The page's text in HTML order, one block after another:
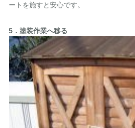
ートを施すと安心です。
5．塗装作業へ移る